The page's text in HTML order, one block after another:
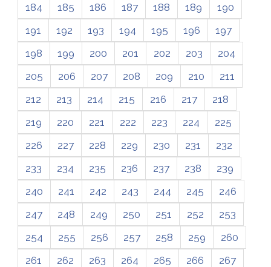
184
185 186 187 188 189
190
191
192 193 194 195 196
197
198
199 200 201 202 203
204
205
206 207 208 209 210
211
212
213 214 215 216 217
218
219
220 221 222 223 224
225
226
227 228 229 230 231
232
233
234 235 236 237 238
239
240
241 242 243 244 245
246
247
248 249 250 251 252
253
254
255 256 257 258 259
260
261
262 263 264 265 266
267